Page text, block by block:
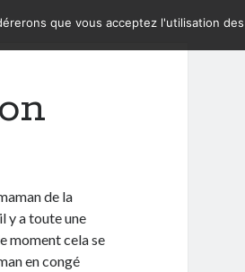
de la
y a toute une
moment cela se
en congé
que vous acceptez l'utilisation